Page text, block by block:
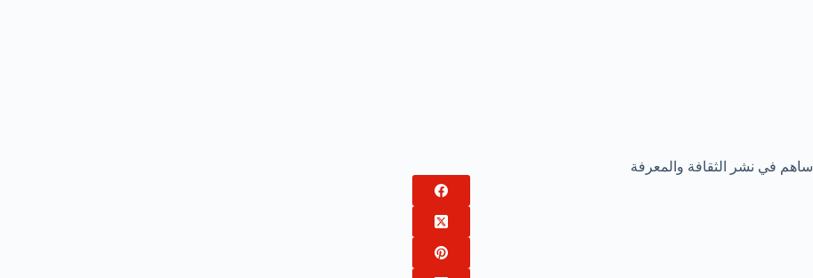
ساهم في نشر الثقافة والمعرفة